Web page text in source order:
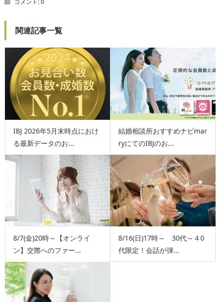
コメント:0
関連記事一覧
IBJ 2026年5月末時点におけ
る最新データのお...
結婚相談所おすすめナビmar
ryにてのIBJのお...
8/7(金)20時～【オンライ
ン】交際へのファー...
8/16(日)17時～ 30代～４0
代限定！会話が弾...